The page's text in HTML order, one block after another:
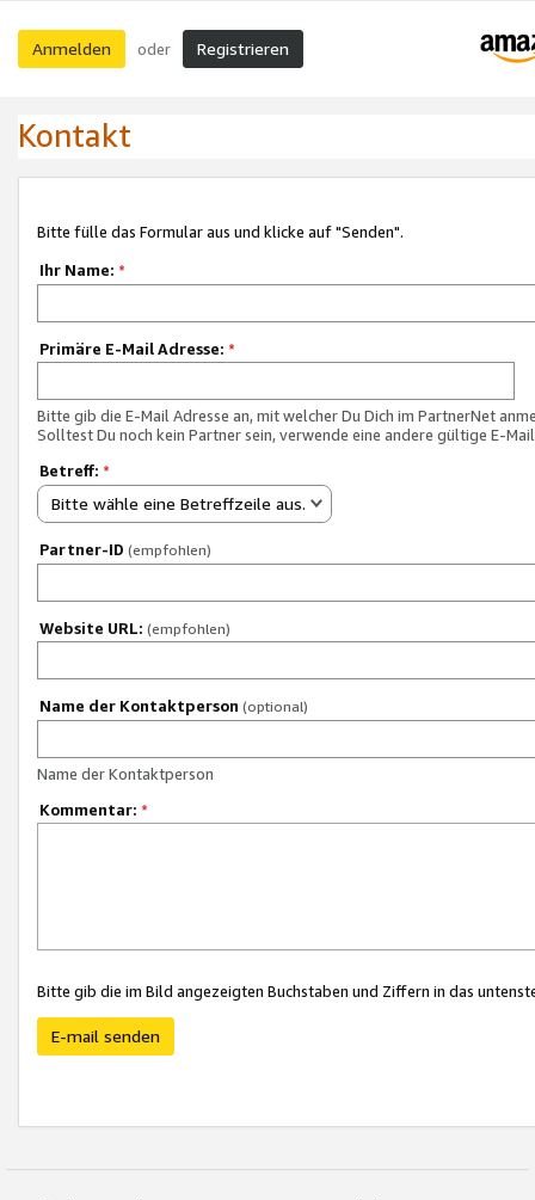
Anmelden oder Registrieren
Kontakt
Bitte fülle das Formular aus und klicke auf "Senden".
Ihr Name: *
Primäre E-Mail Adresse: *
Bitte gib die E-Mail Adresse an, mit welcher Du Dich im PartnerNet
Solltest Du noch kein Partner sein, verwende eine andere gültige E-
Betreff: *
Bitte wähle eine Betreffzeile aus.
Partner-ID (empfohlen)
Website URL: (empfohlen)
Name der Kontaktperson (optional)
Name der Kontaktperson
Kommentar: *
Bitte gib die im Bild angezeigten Buchstaben und Ziffern in das
E-mail senden